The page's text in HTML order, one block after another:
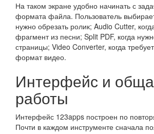
На таком экране удобно начинать с
формата файла. Пользователь
нужно обрезать ролик; Audio Cutter,
фрагмент из песни; Split PDF, когда
страницы; Video Converter, когда
формат видео.
Интерфейс и
работы
Интерфейс 123apps построен по
Почти в каждом инструменте сначала